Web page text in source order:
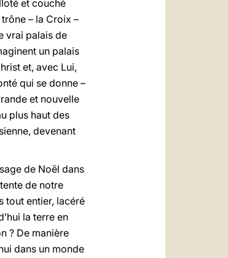
et couché
– la Croix –
vrai palais de
un palais
et, avec Lui,
qui se donne –
et nouvelle
plus haut des
devenant
de Noël dans
de notre
tout entier, lacéré
la terre en
? De manière
dans un monde